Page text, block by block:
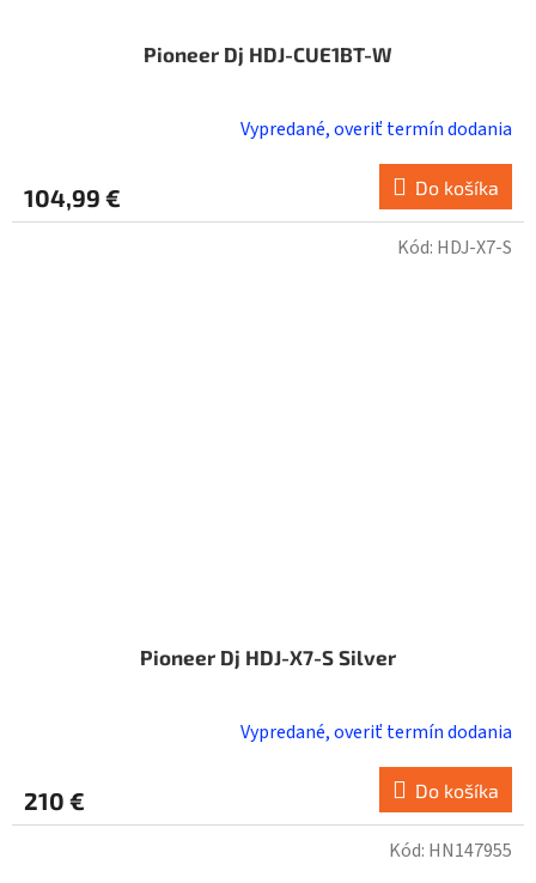
Pioneer Dj HDJ-CUE1BT-W
Vypredané, overiť termín dodania
104,99 € Do košíka
Pioneer Dj HDJ-X7-S Silver
Vypredané, overiť termín dodania
210 € Do košíka
Kód: HDJ-X7-S
Kód: HN147955